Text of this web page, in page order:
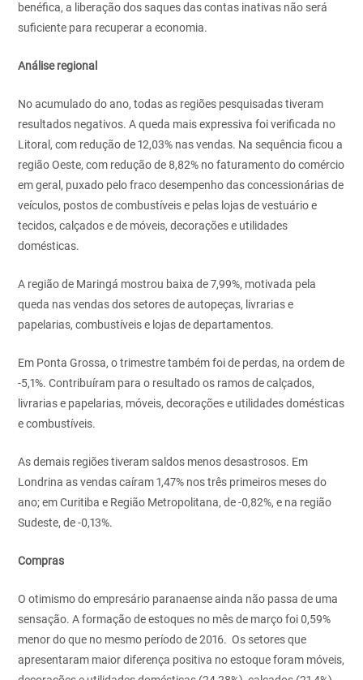
benéfica, a liberação dos saques das contas inativas não será
suficiente para recuperar a economia.
Análise regional
No acumulado do ano, todas as regiões pesquisadas tiveram
resultados negativos. A queda mais expressiva foi verificada no
Litoral, com redução de 12,03% nas vendas. Na sequência ficou a
região Oeste, com redução de 8,82% no faturamento do comércio
em geral, puxado pelo fraco desempenho das concessionárias de
veículos, postos de combustíveis e pelas lojas de vestuário e
tecidos, calçados e de móveis, decorações e utilidades
domésticas.
A região de Maringá mostrou baixa de 7,99%, motivada pela
queda nas vendas dos setores de autopeças, livrarias e
papelarias, combustíveis e lojas de departamentos.
Em Ponta Grossa, o trimestre também foi de perdas, na ordem de
-5,1%. Contribuíram para o resultado os ramos de calçados,
livrarias e papelarias, móveis, decorações e utilidades domésticas
e combustíveis.
As demais regiões tiveram saldos menos desastrosos. Em
Londrina as vendas caíram 1,47% nos três primeiros meses do
ano; em Curitiba e Região Metropolitana, de -0,82%, e na região
Sudeste, de -0,13%.
Compras
O otimismo do empresário paranaense ainda não passa de uma
sensação. A formação de estoques no mês de março foi 0,59%
menor do que no mesmo período de 2016. Os setores que
apresentaram maior diferença positiva no estoque foram móveis,